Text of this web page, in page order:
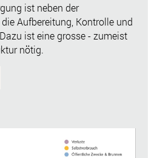
ist neben der
Aufbereitung, Kontrolle und
ist eine grosse - zumeist
nötig.